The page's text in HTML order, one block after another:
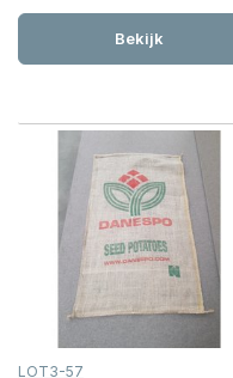
Bekijk
LOT3-57